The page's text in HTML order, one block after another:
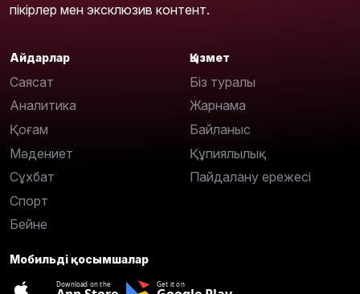
пікірлер мен эксклюзив контент.
Айдарлар
Саясат
Аналитика
Қоғам
Мәдениет
Сұхбат
Спорт
Бейне
Қызмет
Біз туралы
Жарнама
Байланыс
Құпиялылық
Пайдалану ережесі
Мобильді қосымшалар
Download on the Get it on